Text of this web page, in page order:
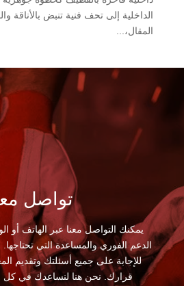
الداخلية إلى تحف فنية تنبض بالأناقة
المقال،...
تواصل
يمكنك التواصل معنا عبر الهاتف أو
الدعم الفوري والمساعدة التي
للإجابة على جميع أسئلتك وتقديم
قرارك. نحن هنا لنساعدك في